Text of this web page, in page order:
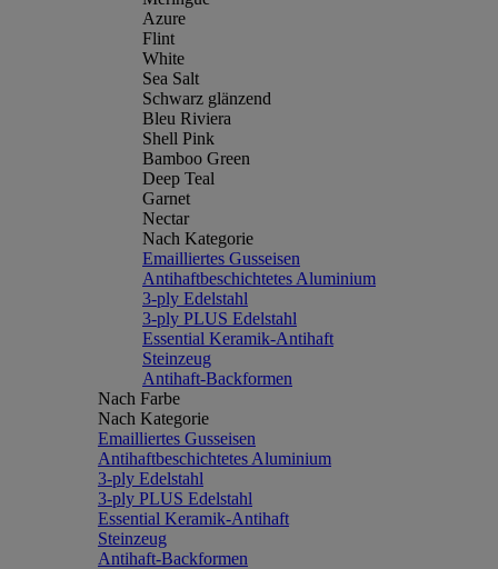
Azure
Flint
White
Sea Salt
Schwarz glänzend
Bleu Riviera
Shell Pink
Bamboo Green
Deep Teal
Garnet
Nectar
Nach Kategorie
Emailliertes Gusseisen
Antihaftbeschichtetes Aluminium
3-ply Edelstahl
3-ply PLUS Edelstahl
Essential Keramik-Antihaft
Steinzeug
Antihaft-Backformen
Nach Farbe
Nach Kategorie
Emailliertes Gusseisen
Antihaftbeschichtetes Aluminium
3-ply Edelstahl
3-ply PLUS Edelstahl
Essential Keramik-Antihaft
Steinzeug
Antihaft-Backformen